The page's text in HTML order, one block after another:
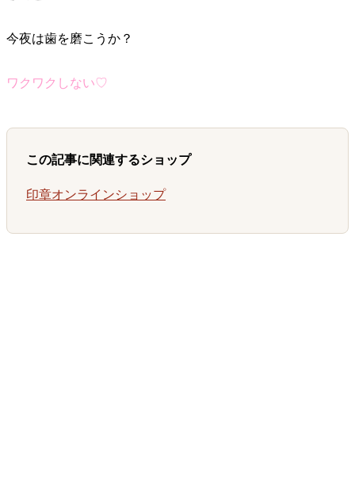
今夜は歯を磨こうか？
ワクワクしない♡
この記事に関連するショップ
印章オンラインショップ